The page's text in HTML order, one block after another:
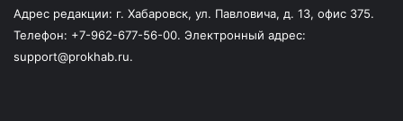
Адрес редакции: г. Хабаровск, ул. Павловича, д. 13, офис 375.
Телефон: +7-962-677-56-00. Электронный адрес:
support@prokhab.ru.